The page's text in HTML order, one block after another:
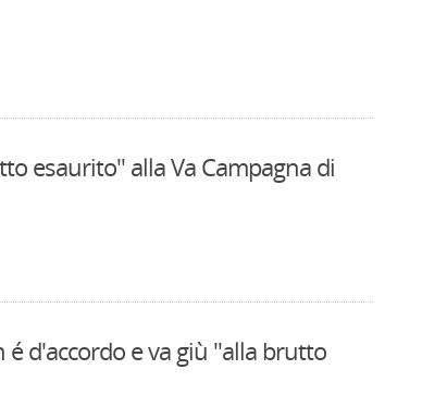
esaurito" alla Va Campagna di
d'accordo e va giù "alla brutto